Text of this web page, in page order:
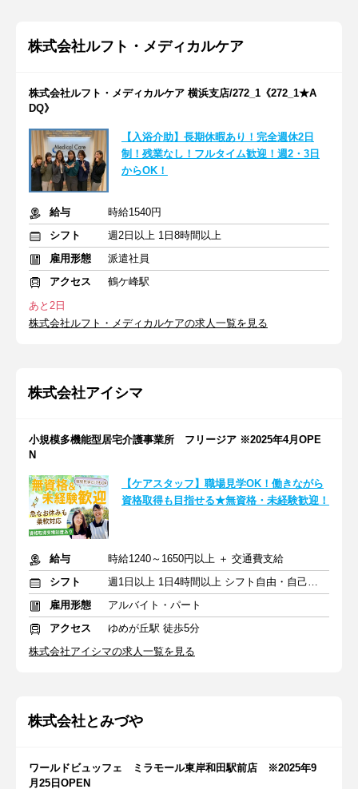
株式会社ルフト・メディカルケア
株式会社ルフト・メディカルケア 横浜支店/272_1《272_1★A
DQ》
【入浴介助】長期休暇あり！完全週休2日
制！残業なし！フルタイム歓迎！週2・3日
からOK！
給与
時給1540円
シフト
週2日以上 1日8時間以上
雇用形態
派遣社員
アクセス
鶴ケ峰駅
あと2日
株式会社ルフト・メディカルケアの求人一覧を見る
株式会社アイシマ
小規模多機能型居宅介護事業所 フリージア ※2025年4月OPE
N
【ケアスタッフ】職場見学OK！働きながら
資格取得も目指せる★無資格・未経験歓迎！
給与
時給1240～1650円以上 ＋ 交通費支給
シフト
週1日以上 1日4時間以上 シフト自由・自己申告
雇用形態
アルバイト・パート
アクセス
ゆめが丘駅 徒歩5分
株式会社アイシマの求人一覧を見る
株式会社とみづや
ワールドビュッフェ ミラモール東岸和田駅前店 ※2025年9
月25日OPEN